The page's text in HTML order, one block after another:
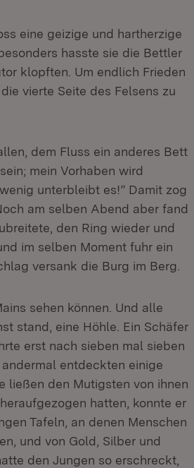
eine geizige und hartherzige
hasste sie die Bettler
klopften. Um endlich Frieden
vierte Seite des Felsens zu
dem Fluss ein anderes Bett
mein Vorhaben wird
unterbleibt es!” Damit zog
am selben Abend aber fand
den Ring wieder und
im selben Moment fuhr ein
versank die Burg im Berg.
sehen können. Und alle
stand, eine Höhle. Ein Schäfer
erst nach sieben mal sieben
entdeckten einige
ließen den Mutigsten von ihnen
hatten, konnte er
Tafeln, an denen Menschen
und von Gold, Silber und
den Jungen so erschreckt,